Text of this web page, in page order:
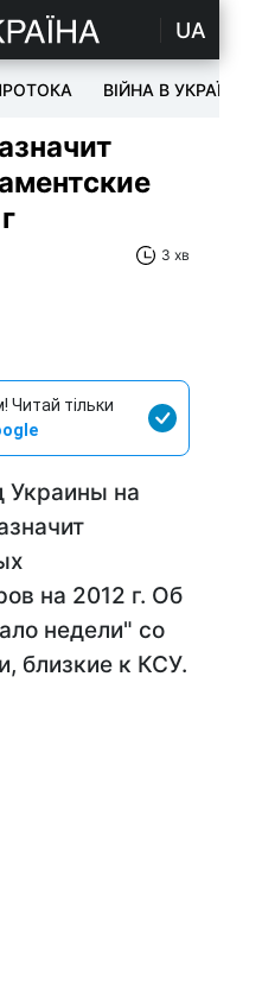
UA
ВІЙНА В УКРАЇНІ
3 хв
Читай тільки
Украины на
на 2012 г. Об
недели" со
близкие к КСУ.